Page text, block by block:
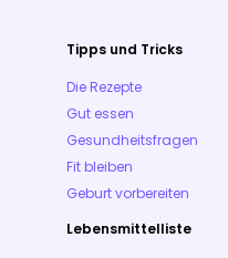
Tipps und Tricks
Die Rezepte
Gut essen
Gesundheitsfragen
Fit bleiben
Geburt vorbereiten
Lebensmittelliste